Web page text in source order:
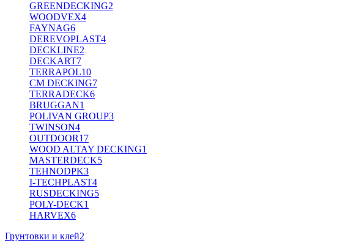
GREENDECKING2
WOODVEX4
FAYNAG6
DEREVOPLAST4
DECKLINE2
DECKART7
TERRAPOL10
CM DECKING7
TERRADECK6
BRUGGAN1
POLIVAN GROUP3
TWINSON4
OUTDOOR17
WOOD ALTAY DECKING1
MASTERDECK5
TEHNODPK3
I-TECHPLAST4
RUSDECKING5
POLY-DECK1
HARVEX6
Грунтовки и клей2